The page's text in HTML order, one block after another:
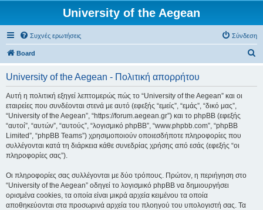
University of the Aegean
Συχνές ερωτήσεις Σύνδεση
Board
University of the Aegean - Πολιτική απορρήτου
Αυτή η πολιτική εξηγεί λεπτομερώς πώς το “University of the Aegean” και οι
εταιρείες που συνδέονται στενά με αυτό (εφεξής “εμείς”, “εμάς”, “δικό μας”,
“University of the Aegean”, “https://forum.aegean.gr”) και το phpBB (εφεξής
“αυτοί”, “αυτών”, “αυτούς”, “λογισμικό phpBB”, “www.phpbb.com”, “phpBB
Limited”, “phpBB Teams”) χρησιμοποιούν οποιεσδήποτε πληροφορίες που
συλλέγονται κατά τη διάρκεια κάθε συνεδρίας χρήσης από εσάς (εφεξής “οι
πληροφορίες σας”).
Οι πληροφορίες σας συλλέγονται με δύο τρόπους. Πρώτον, η περιήγηση στο
“University of the Aegean” οδηγεί το λογισμικό phpBB να δημιουργήσει
ορισμένα cookies, τα οποία είναι μικρά αρχεία κειμένου τα οποία
αποθηκεύονται στα προσωρινά αρχεία του πλοηγού του υπολογιστή σας. Τα